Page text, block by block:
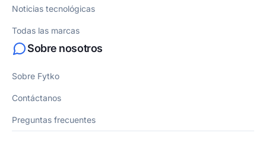
Noticias tecnológicas
Todas las marcas
Sobre nosotros
Sobre Fytko
Contáctanos
Preguntas frecuentes